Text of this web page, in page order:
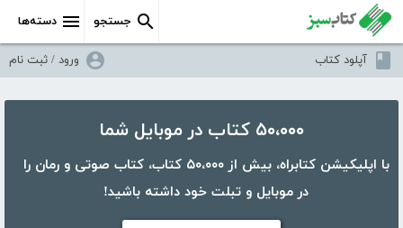
دسته‌ها جستجو
آپلود کتاب ورود / ثبت نام
۵۰،۰۰۰ کتاب در موبایل شما
با اپلیکیشن کتابراه، بیش از ۵۰،۰۰۰ کتاب، کتاب صوتی و رمان را
در موبایل و تبلت خود داشته باشید!